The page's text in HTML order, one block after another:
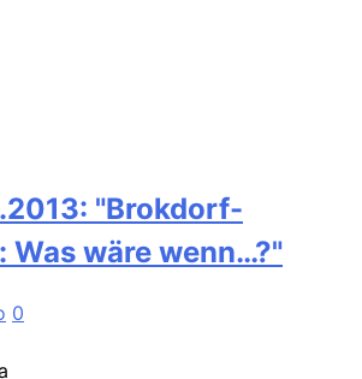
"Brokdorf-
Was wäre wenn…?"
0